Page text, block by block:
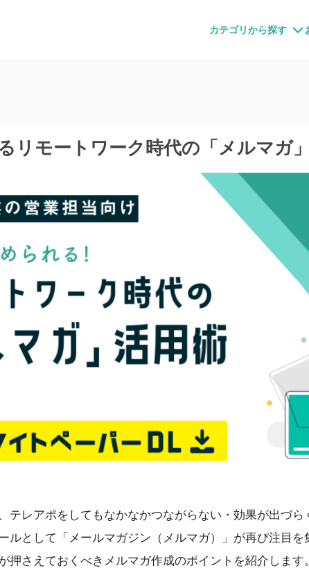
カテゴリから探す
ディア
リモートワーク時代の「メルマガ
テレアポをしてもなかなかつながらない・効果が出づ
ルとして「メールマガジン（メルマガ）」が再び注目を
押さえておくべきメルマガ作成のポイントを紹介します。